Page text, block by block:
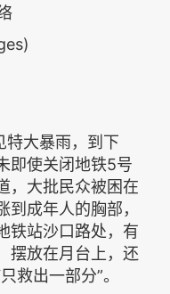
特大暴雨，到下
即使关闭地铁5号
，大批民众被困在
成年人的胸部，
铁站沙口路处，有
摆放在月台上，还
救出一部分”。